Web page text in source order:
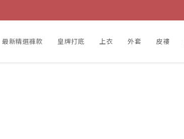
最新精選褲款 皇牌打底 上衣 外套 皮褸